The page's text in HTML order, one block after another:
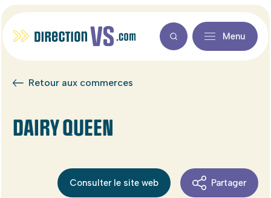
Menu
Retour aux commerces
DAIRY QUEEN
Consulter le site web Partager